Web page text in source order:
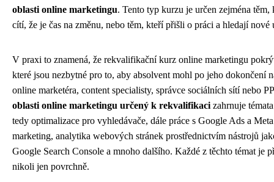
oblasti online marketingu. Tento typ kurzu je určen zejména
cítí, že je čas na změnu, nebo těm, kteří přišli o práci a hledají nové
V praxi to znamená, že rekvalifikační kurz online marketingu
které jsou nezbytné pro to, aby absolvent mohl po jeho dokončení
online marketéra, content specialisty, správce sociálních sítí nebo
oblasti online marketingu určený k rekvalifikaci zahrnuje
tedy optimalizace pro vyhledávače, dále práce s Google Ads a
marketing, analytika webových stránek prostřednictvím nástrojů
Google Search Console a mnoho dalšího. Každé z těchto témat je
nikoli jen povrchně.